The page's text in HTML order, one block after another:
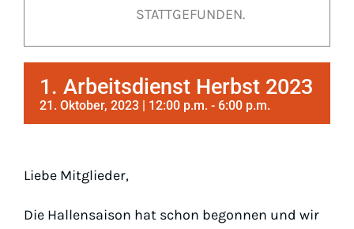
STATTGEFUNDEN.
1. Arbeitsdienst Herbst 2023
21. Oktober, 2023 | 12:00 p.m. - 6:00 p.m.
Liebe Mitglieder,
Die Hallensaison hat schon begonnen und wir